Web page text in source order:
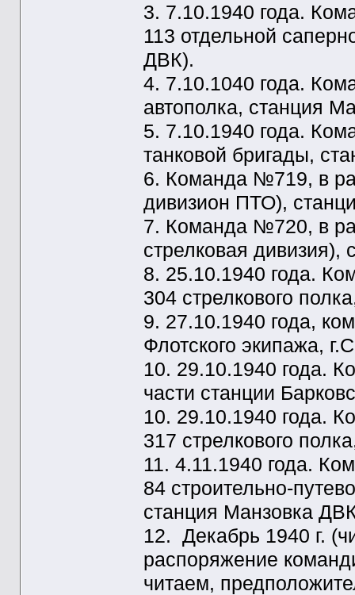
3. 7.10.1940 года.
113 отдельной
ДВК).
4. 7.10.1040 года.
автополка, станция
5. 7.10.1940 года.
танковой бригады,
6. Команда №719, в
дивизион ПТО),
7. Команда №720, в
стрелковая
8. 25.10.1940 года.
304 стрелкового
9. 27.10.1940 года,
Флотского экипажа,
10. 29.10.1940 года.
части станции
10. 29.10.1940 года.
317 стрелкового
11. 4.11.1940 года.
84 строительно-
станция Манзовка
12. Декабрь 1940 г.
распоряжение
читаем,